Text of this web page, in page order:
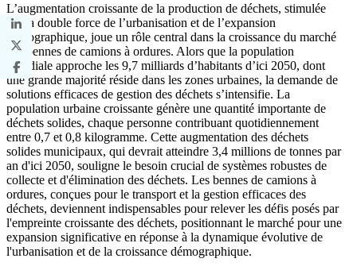
L’augmentation croissante de la production de déchets, stimulée
par la double force de l’urbanisation et de l’expansion
démographique, joue un rôle central dans la croissance du marché
des bennes de camions à ordures. Alors que la population
mondiale approche les 9,7 milliards d’habitants d’ici 2050, dont
une grande majorité réside dans les zones urbaines, la demande de
solutions efficaces de gestion des déchets s’intensifie. La
population urbaine croissante génère une quantité importante de
déchets solides, chaque personne contribuant quotidiennement
entre 0,7 et 0,8 kilogramme. Cette augmentation des déchets
solides municipaux, qui devrait atteindre 3,4 millions de tonnes par
an d'ici 2050, souligne le besoin crucial de systèmes robustes de
collecte et d'élimination des déchets. Les bennes de camions à
ordures, conçues pour le transport et la gestion efficaces des
déchets, deviennent indispensables pour relever les défis posés par
l'empreinte croissante des déchets, positionnant le marché pour une
expansion significative en réponse à la dynamique évolutive de
l'urbanisation et de la croissance démographique.